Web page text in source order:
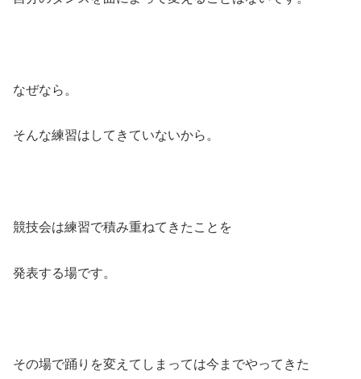
なぜなら。
そんな練習はしてきていないから。
競技会は練習で積み重ねてきたことを
発表する場です。
その場で踊りを変えてしまっては今までやってきた